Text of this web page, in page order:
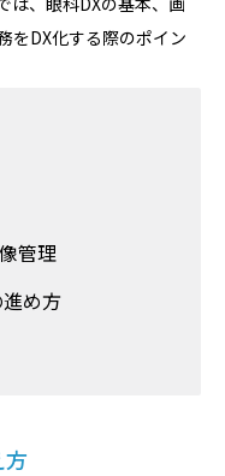
をDX化する際のポイン
管理
め方